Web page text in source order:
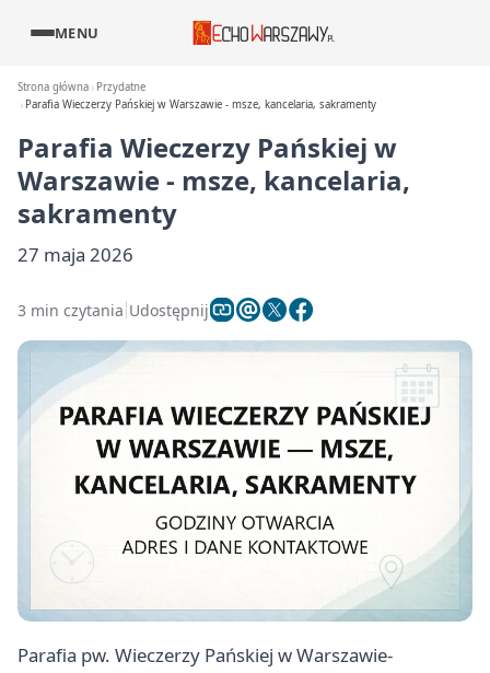
MENU
Strona główna
Przydatne
Parafia Wieczerzy Pańskiej w Warszawie - msze, kancelaria, sakramenty
Parafia Wieczerzy Pańskiej w
Warszawie - msze, kancelaria,
sakramenty
27 maja 2026
3 min czytania Udostępnij
Parafia pw. Wieczerzy Pańskiej w Warszawie-